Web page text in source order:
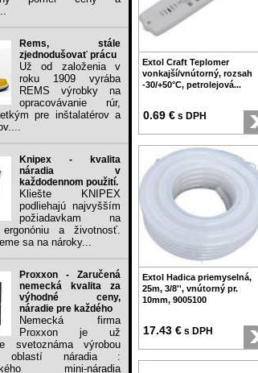
Rems, stále
zjednodušovať prácu
Už od založenia v
roku 1909 vyrába
REMS výrobky na
opracovávanie rúr,
pre inštalatérov a
Knipex - kvalita
náradia v
každodennom použití.
Kliešte KNIPEX
podliehajú najvyšším
požiadavkam na
a životnosť.
sa na nároky...
Proxxon - Zaručená
nemecká kvalita za
výhodné ceny,
náradie pre každého
Nemecká firma
Proxxon je už
svetoznáma výrobou
oblastí náradia :
mini-náradia
Extol Craft Teplomer
vonkajší/vnútorný, rozsah
-30/+50°C, petrolejová...
0.69 € s DPH
Extol Hadica priemyselná,
25m, 3/8'', vnútorný pr.
10mm, 9005100
17.43 € s DPH